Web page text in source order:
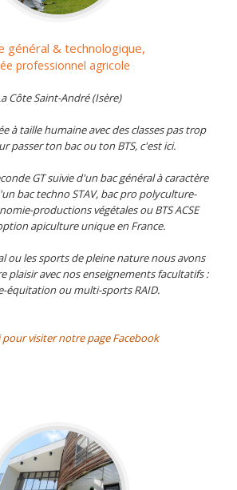
général & technologique,
professionnel agricole
Côte Saint-André (Isère)
à taille humaine avec des classes pas trop
passer ton bac ou ton BTS, c'est ici.
GT suivie d'un bac général à caractère
bac techno STAV, bac pro polyculture-
productions végétales ou BTS ACSE
apiculture unique en France.
ou les sports de pleine nature nous avons
plaisir avec nos enseignements facultatifs :
équitation ou multi-sports RAID.
pour visiter notre page Facebook